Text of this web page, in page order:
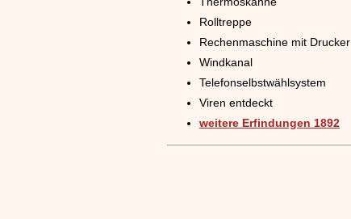
Rolltreppe
Rechenmaschine mit Drucker
Windkanal
Telefonselbstwählsystem
Viren entdeckt
weitere Erfindungen 1892